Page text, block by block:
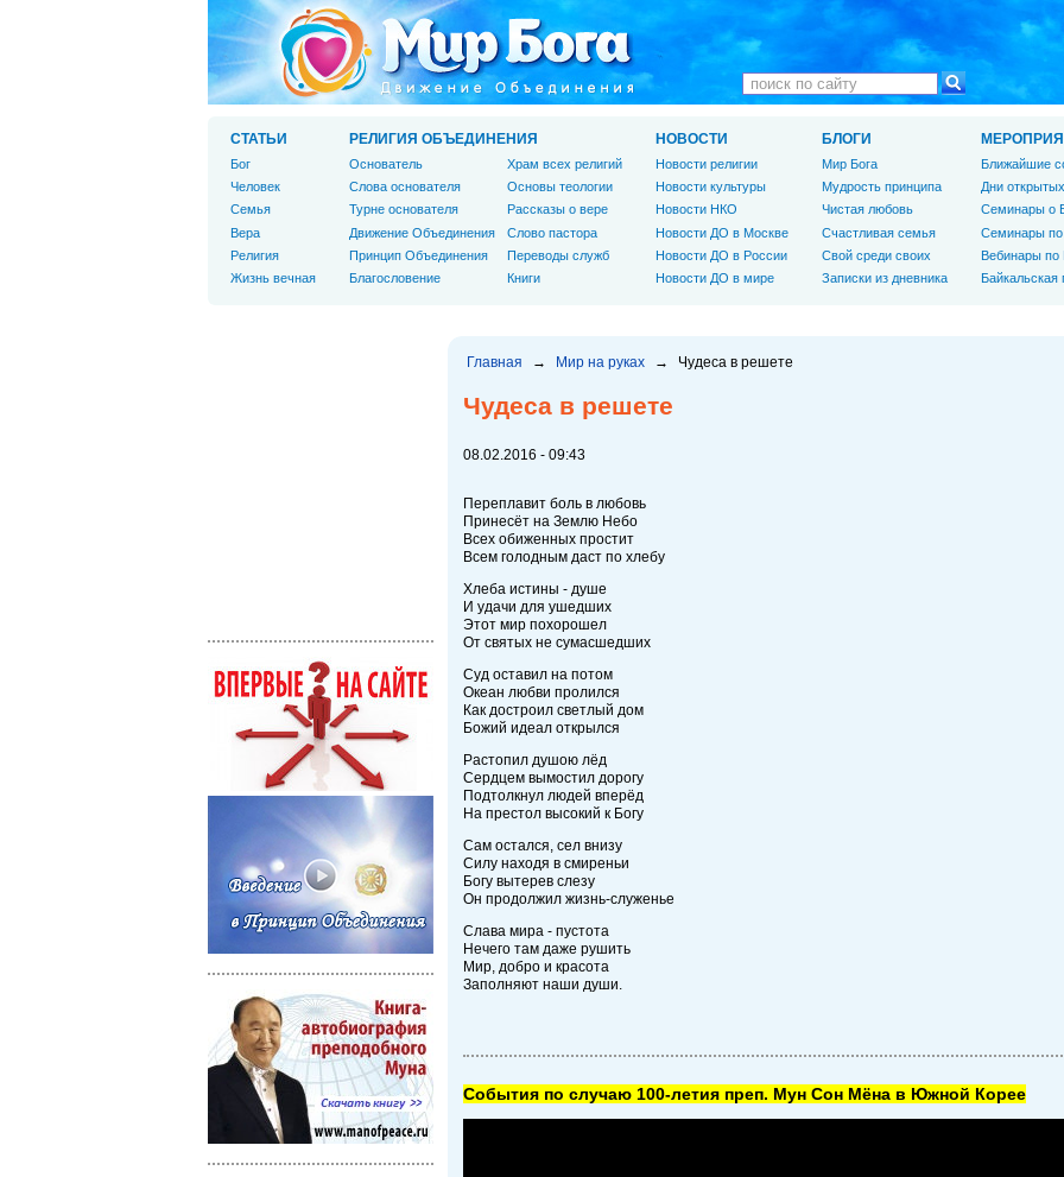
Главная → Мир на руках → Чудеса в решете
Чудеса в решете
08.02.2016 - 09:43
Переплавит боль в любовь
Принесёт на Землю Небо
Всех обиженных простит
Всем голодным даст по хлебу
Хлеба истины - душе
И удачи для ушедших
Этот мир похорошел
От святых не сумасшедших
Суд оставил на потом
Океан любви пролился
Как достроил светлый дом
Божий идеал открылся
Растопил душою лёд
Сердцем вымостил дорогу
Подтолкнул людей вперёд
На престол высокий к Богу
Сам остался, сел внизу
Силу находя в смиреньи
Богу вытерев слезу
Он продолжил жизнь-служенье
Слава мира - пустота
Нечего там даже рушить
Мир, добро и красота
Заполняют наши души.
Cобытия по случаю 100-летия преп. Мун Сон Мёна в Южной Корее
СТАТЬИ
Бог
Человек
Cемья
Вера
Религия
Жизнь вечная
РЕЛИГИЯ ОБЪЕДИНЕНИЯ
Основатель
Слова основателя
Турне основателя
Движение Объединения
Принцип Объединения
Благословение
Храм всех религий
Основы теологии
Рассказы о вере
Слово пастора
Переводы служб
Книги
НОВОСТИ
Новости религии
Новости культуры
Новости НКО
Новости ДО в Москве
Новости ДО в России
Новости ДО в мире
БЛОГИ
Мир Бога
Мудрость принципа
Чистая любовь
Счастливая семья
Свой среди своих
Записки из дневника
Ближайшие
Дни
Семинары о
Семинары
Вебинары по
Байкальская